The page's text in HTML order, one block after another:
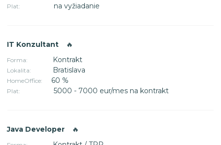
Plat:
na vyžiadanie
IT Konzultant 🔥
Forma: Kontrakt
Lokalita: Bratislava
HomeOffice: 60 %
Plat: 5000 - 7000 eur/mes na kontrakt
Java Developer 🔥